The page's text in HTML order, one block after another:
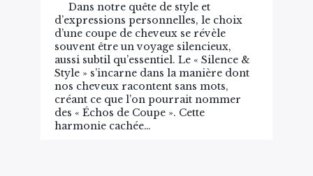
Dans notre quête de style et
d’expressions personnelles, le choix
d’une coupe de cheveux se révèle
souvent être un voyage silencieux,
aussi subtil qu’essentiel. Le « Silence &
Style » s’incarne dans la manière dont
nos cheveux racontent sans mots,
créant ce que l’on pourrait nommer
des « Échos de Coupe ». Cette
harmonie cachée…